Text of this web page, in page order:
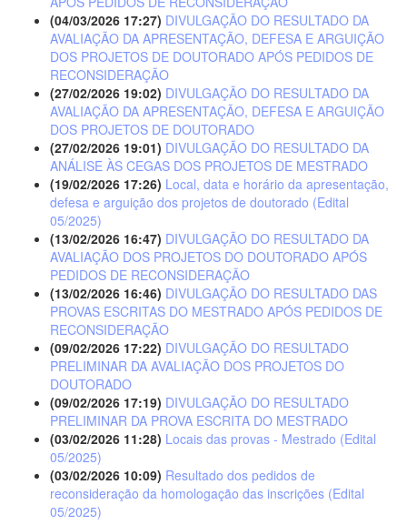
(04/03/2026 17:27) DIVULGAÇÃO DO RESULTADO DA
AVALIAÇÃO DA APRESENTAÇÃO, DEFESA E ARGUIÇÃO
DOS PROJETOS DE DOUTORADO APÓS PEDIDOS DE
RECONSIDERAÇÃO
(27/02/2026 19:02) DIVULGAÇÃO DO RESULTADO DA
AVALIAÇÃO DA APRESENTAÇÃO, DEFESA E ARGUIÇÃO
DOS PROJETOS DE DOUTORADO
(27/02/2026 19:01) DIVULGAÇÃO DO RESULTADO DA
ANÁLISE ÀS CEGAS DOS PROJETOS DE MESTRADO
(19/02/2026 17:26) Local, data e horário da apresentação,
defesa e arguição dos projetos de doutorado (Edital
05/2025)
(13/02/2026 16:47) DIVULGAÇÃO DO RESULTADO DA
AVALIAÇÃO DOS PROJETOS DO DOUTORADO APÓS
PEDIDOS DE RECONSIDERAÇÃO
(13/02/2026 16:46) DIVULGAÇÃO DO RESULTADO DAS
PROVAS ESCRITAS DO MESTRADO APÓS PEDIDOS DE
RECONSIDERAÇÃO
(09/02/2026 17:22) DIVULGAÇÃO DO RESULTADO
PRELIMINAR DA AVALIAÇÃO DOS PROJETOS DO
DOUTORADO
(09/02/2026 17:19) DIVULGAÇÃO DO RESULTADO
PRELIMINAR DA PROVA ESCRITA DO MESTRADO
(03/02/2026 11:28) Locais das provas - Mestrado (Edital
05/2025)
(03/02/2026 10:09) Resultado dos pedidos de
reconsideração da homologação das inscrições (Edital
05/2025)